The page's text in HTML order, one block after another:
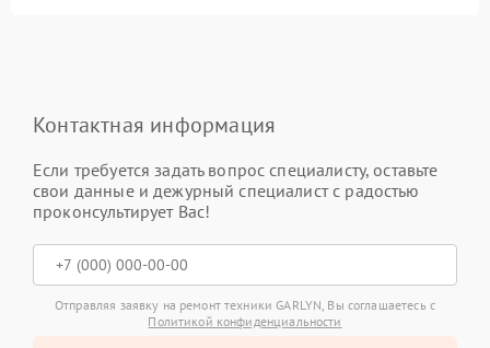
Контактная информация
Если требуется задать вопрос специалисту, оставьте
свои данные и дежурный специалист с радостью
проконсультирует Вас!
Отправляя заявку на ремонт техники GARLYN, Вы соглашаетесь с
Политикой конфиденциальности